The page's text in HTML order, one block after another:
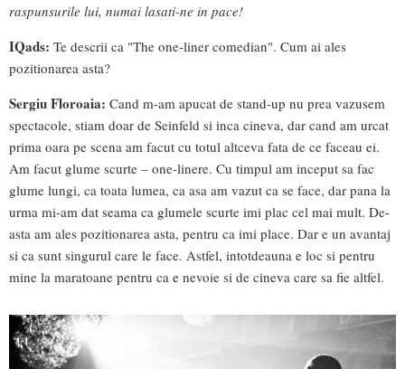
raspunsurile lui, numai lasati-ne in pace!
IQads: Te descrii ca "The one-liner comedian". Cum ai ales
pozitionarea asta?
Sergiu Floroaia: Cand m-am apucat de stand-up nu prea vazusem
spectacole, stiam doar de Seinfeld si inca cineva, dar cand am urcat
prima oara pe scena am facut cu totul altceva fata de ce faceau ei.
Am facut glume scurte – one-linere. Cu timpul am inceput sa fac
glume lungi, ca toata lumea, ca asa am vazut ca se face, dar pana la
urma mi-am dat seama ca glumele scurte imi plac cel mai mult. De-
asta am ales pozitionarea asta, pentru ca imi place. Dar e un avantaj
si ca sunt singurul care le face. Astfel, intotdeauna e loc si pentru
mine la maratoane pentru ca e nevoie si de cineva care sa fie altfel.